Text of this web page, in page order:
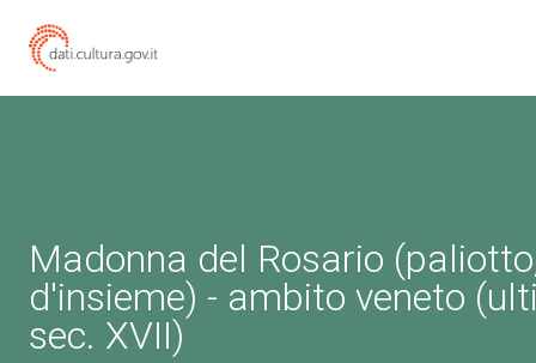
Madonna del Rosario
d'insieme) - ambito veneto
sec. XVII)